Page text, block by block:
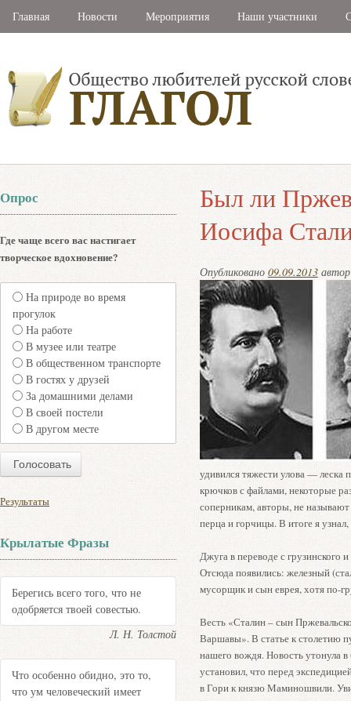
Главная Новости Мероприятия Наши участники
Был ли
Иосифа
Опубликовано 09.09.2013
удивился тяжести улова — леска
крючков с файлами, некоторые
соперникам, авторы, не
перца и горчицы. В итоге я
Джуга в переводе с грузинского
Отсюда появились: железный
мусорщик и сын еврея, хотя по-
Весть «Сталин – сын
Варшавы». В статье к столетию
нашего вождя. Новость утонула
установил, что перед
в Гори к князю Маминошвили.
Опрос
Где чаще всего вас настигает
творческое вдохновение?
На природе во время
прогулок
На работе
В музее или театре
В общественном транспорте
В гостях у друзей
За домашними делами
В своей постели
В другом месте
Результаты
Крылатые Фразы
Берегись всего того, что не
одобряется твоей совестью.
Л. Н. Толстой
Что особенно обидно, это то,
что ум человеческий имеет